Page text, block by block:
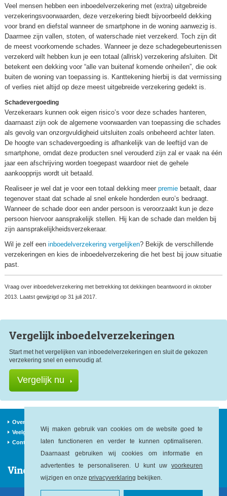
Wij maken gebruik van cookies om de website goed te
laten functioneren en verder te kunnen optimaliseren.
Daarnaast gebruiken wij cookies om informatie en
advertenties te personaliseren. U kunt uw voorkeuren
wijzigen en onze privacyverklaring bekijken.
Veel mensen hebben een inboedelverzekering met (extra) uitgebreide
verzekeringsvoorwaarden, deze verzekering biedt bijvoorbeeld dekking
voor brand en diefstal wanneer de smartphone in de woning aanwezig is.
Daarmee zijn vallen, stoten, of waterschade niet verzekerd. Toch zijn dit
de meest voorkomende schades. Wanneer je deze schadegebeurtenissen
verzekerd wilt hebben kun je een totaal (allrisk) verzekering afsluiten. Dit
betekent een dekking voor “alle van buitenaf komende onheilen”, die ook
buiten de woning van toepassing is. Kanttekening hierbij is dat vermissing
of verlies niet altijd op deze meest uitgebreide verzekering gedekt is.
Schadevergoeding
Verzekeraars kunnen ook eigen risico’s voor deze schades hanteren,
daarnaast zijn ook de algemene voorwaarden van toepassing die schades
als gevolg van onzorgvuldigheid uitsluiten zoals onbeheerd achter laten.
De hoogte van schadevergoeding is afhankelijk van de leeftijd van de
smartphone, omdat deze producten snel verouderd zijn zal er vaak na één
jaar een afschrijving worden toegepast waardoor niet de gehele
aankoopprijs wordt uit betaald.
Realiseer je wel dat je voor een totaal dekking meer premie betaalt, daar
tegenover staat dat schade al snel enkele honderden euro’s bedraagt.
Wanneer de schade door een ander persoon is veroorzaakt kun je deze
persoon hiervoor aansprakelijk stellen. Hij kan de schade dan melden bij
zijn aansprakelijkheidsverzekeraar.
Wil je zelf een inboedelverzekering vergelijken? Bekijk de verschillende
verzekeringen en kies de inboedelverzekering die het best bij jouw situatie
past.
Vraag over inboedelverzekering met betrekking tot dekkingen beantwoord in oktober
2013. Laatst gewijzigd op 31 juli 2017.
Vergelijk inboedelverzekeringen
Start met het vergelijken van inboedelverzekeringen en sluit de gekozen
verzekering snel en eenvoudig af.
Vergelijk nu
Over ons
Veelgestelde vragen
Begrippen
Sitemap
Contact
Vind ons op: